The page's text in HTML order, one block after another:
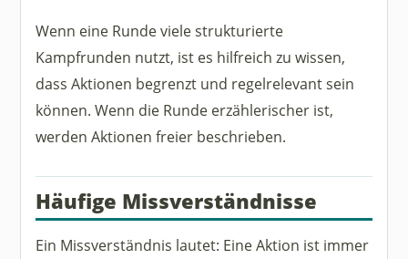
Wenn eine Runde viele strukturierte
Kampfrunden nutzt, ist es hilfreich zu wissen,
dass Aktionen begrenzt und regelrelevant sein
können. Wenn die Runde erzählerischer ist,
werden Aktionen freier beschrieben.
Häufige Missverständnisse
Ein Missverständnis lautet: Eine Aktion ist immer